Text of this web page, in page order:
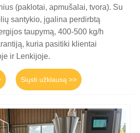
(paklotai, apmušalai, tvora). Su
santykio, įgalina perdirbtą
taupymą, 400-500 kg/h
kuria pasitiki klientai
ir Lenkijoje.
Siųsti užklausą >>